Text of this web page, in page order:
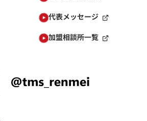
代表メッセージ
加盟相談所一覧